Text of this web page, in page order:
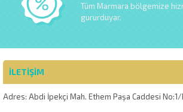
Tüm Marmara bölgemize
gururduyar.
İLETİŞİM
Adres: Abdi İpekçi Mah. Ethem Paşa Caddesi No:1/